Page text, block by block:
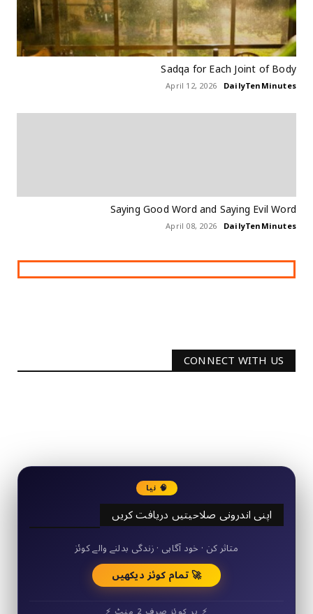
Sadqa for Each Joint of Body
DailyTenMinutes
April 12, 2026
Saying Good Word and Saying Evil Word
DailyTenMinutes
April 08, 2026
CONNECT WITH US
🧠 نیا
اپنی اندرونی صلاحیتیں دریافت کریں
50+ مختصر کوئز
متاثر کن · خود آگاہی · زندگی بدلنے والے کوئز
🚀 تمام کوئز دیکھیں